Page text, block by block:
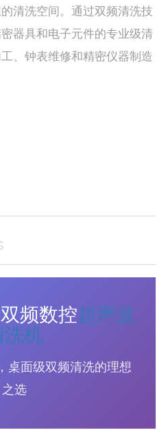
清洗空间。通过双频清洗技
器具和电子元件的专业级清
、钟表维修和精密仪器制造
频数控超声波
洗机
桌面级双频清洗的理想
之选